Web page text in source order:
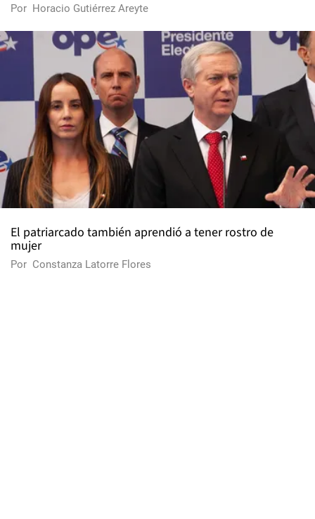
Por Horacio Gutiérrez Areyte
El patriarcado también aprendió a tener rostro de
mujer
Por Constanza Latorre Flores